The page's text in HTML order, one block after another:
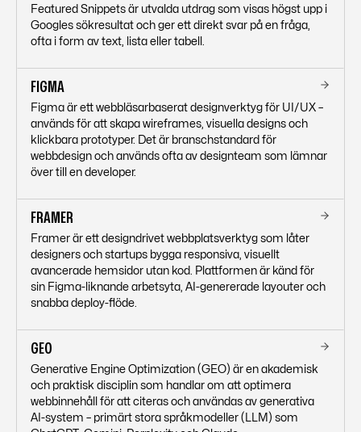
Featured Snippets är utvalda utdrag som visas högst upp i
Googles sökresultat och ger ett direkt svar på en fråga,
ofta i form av text, lista eller tabell.
FIGMA
Figma är ett webbläsarbaserat designverktyg för UI/UX –
används för att skapa wireframes, visuella designs och
klickbara prototyper. Det är branschstandard för
webbdesign och används ofta av designteam som lämnar
över till en developer.
FRAMER
Framer är ett designdrivet webbplatsverktyg som låter
designers och startups bygga responsiva, visuellt
avancerade hemsidor utan kod. Plattformen är känd för
sin Figma-liknande arbetsyta, AI-genererade layouter och
snabba deploy-flöde.
GEO
Generative Engine Optimization (GEO) är en akademisk
och praktisk disciplin som handlar om att optimera
webbinnehåll för att citeras och användas av generativa
AI-system – primärt stora språkmodeller (LLM) som